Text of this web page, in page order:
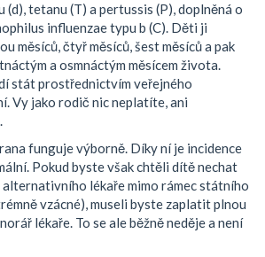
tetanu (T) a pertussis (P), doplněná o
influenzae typu b (C). Děti ji
měsíců, čtyř měsíců, šest měsíců a pak
a osmnáctým měsícem života.
stát prostřednictvím veřejného
Vy jako rodič nic neplatíte, ani
funguje výborně. Díky ní je incidence
Pokud byste však chtěli dítě nechat
lékaře mimo rámec státního
vzácné), museli byste zaplatit plnou
lékaře. To se ale běžně neděje a není